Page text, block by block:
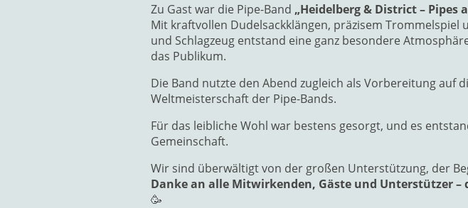
Zu Gast war die Pipe-Band „Heidelberg & District – Pipes
Mit kraftvollen Dudelsackklängen, präzisem
und Schlagzeug entstand eine ganz besondere
das Publikum.
Die Band nutzte den Abend zugleich als Vorbereitung auf
Weltmeisterschaft der Pipe-Bands.
Für das leibliche Wohl war bestens gesorgt, und es
Gemeinschaft.
Wir sind überwältigt von der großen Unterstützung, der
Danke an alle Mitwirkenden, Gäste und Unterstützer
🥳